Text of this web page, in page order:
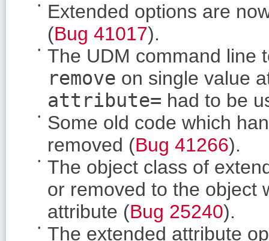
Extended options are
(Bug 41017).
The UDM command line
remove on single value
attribute= had to be
Some old code which
removed (Bug 41266).
The object class of
or removed to the object
attribute (Bug 25240).
The extended attribute